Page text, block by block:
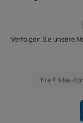
Verfolgen Sie unsere